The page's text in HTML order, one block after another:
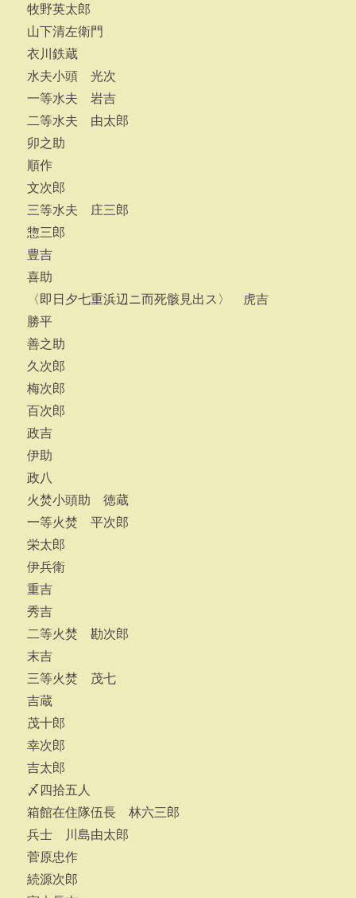
牧野英太郎
山下清左衛門
衣川鉄蔵
水夫小頭 光次
一等水夫 岩吉
二等水夫 由太郎
卯之助
順作
文次郎
三等水夫 庄三郎
惣三郎
豊吉
喜助
〈即日夕七重浜辺ニ而死骸見出ス〉 虎吉
勝平
善之助
久次郎
梅次郎
百次郎
政吉
伊助
政八
火焚小頭助 徳蔵
一等火焚 平次郎
栄太郎
伊兵衛
重吉
秀吉
二等火焚 勘次郎
末吉
三等火焚 茂七
吉蔵
茂十郎
幸次郎
吉太郎
〆四拾五人
箱館在住隊伍長 林六三郎
兵士 川島由太郎
菅原忠作
続源次郎